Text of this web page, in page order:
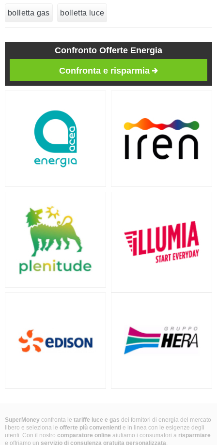
bolletta gas bolletta luce
Confronto Offerte Energia
Confronta e risparmia
SuperMoney confronta le tariffe luce e gas dei fornitori di energia del mercato
libero e seleziona le offerte più convenienti e in linea con le esigenze degli
utenti. Con il nostro comparatore online aiutiamo i consumatori a risparmiare
e offriamo un servizio di consulenza gratuita personalizzata.